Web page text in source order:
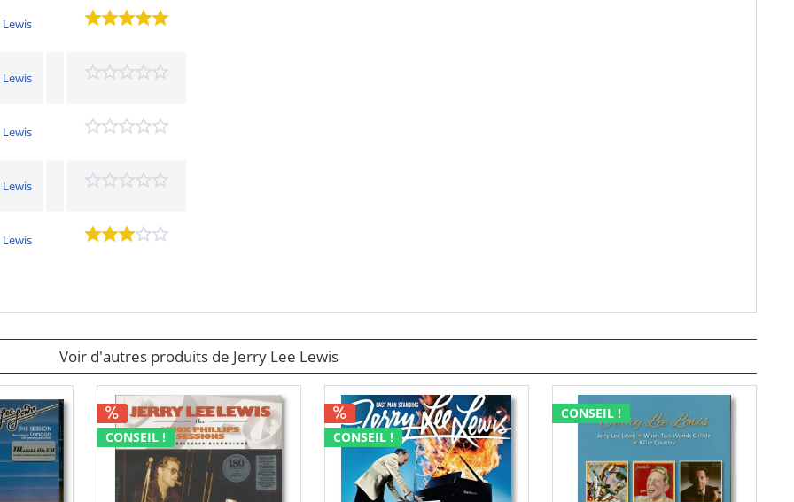
Lewis
Lewis
Lewis
Lewis
Lewis
Voir d'autres produits de Jerry Lee Lewis
CONSEIL ! CONSEIL !
CONSEIL !